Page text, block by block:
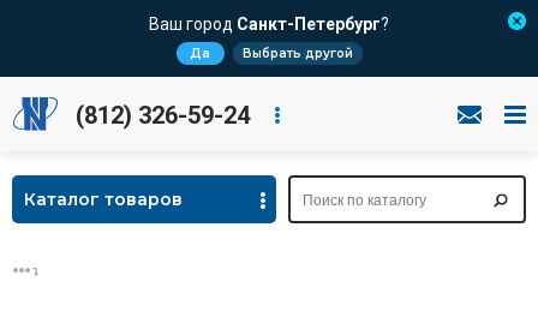
Ваш город Санкт-Петербург?
Да Выбрать другой
(812) 326-59-24
Каталог товаров